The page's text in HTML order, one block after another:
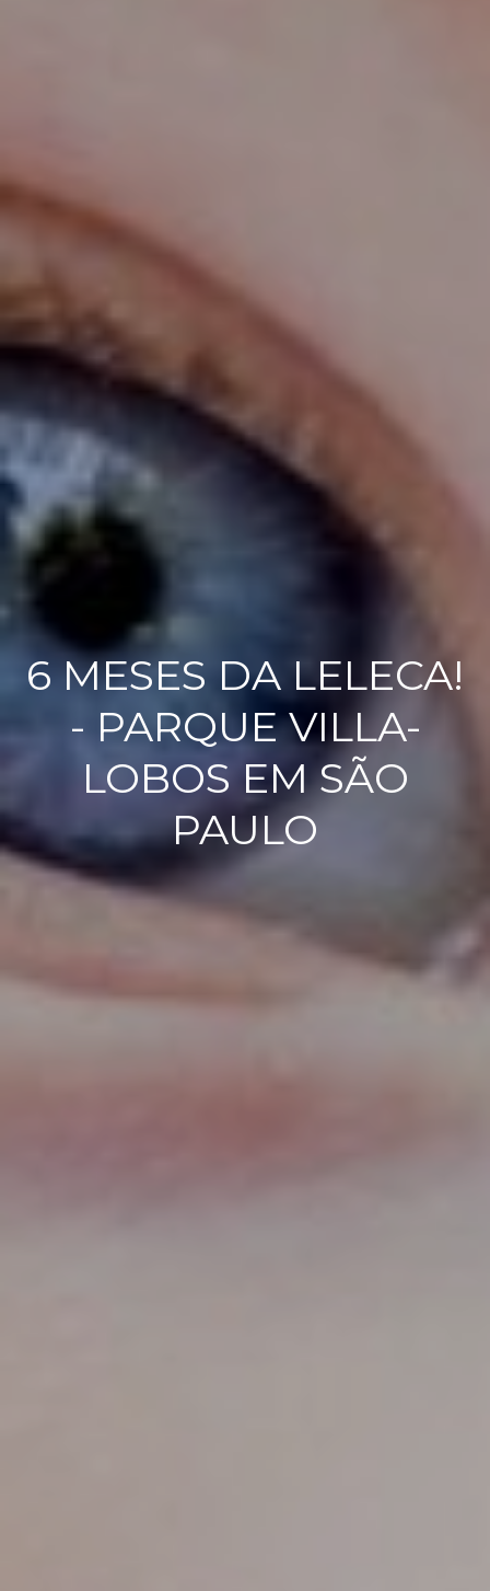
6 MESES DA LELECA!
- PARQUE VILLA-
LOBOS EM SÃO
PAULO